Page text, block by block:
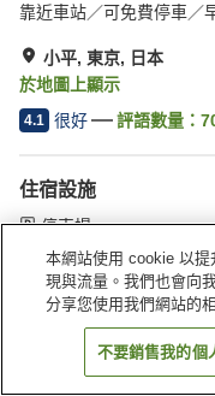
靠近車站／可免費停車／
小平, 東京, 日本
於地圖上顯示
4.1 很好 評語數量：
住宿設施
停車場
收費洗衣房
主頁 日本 東京
本網站使用 cookie 以
現與流量。我們也會向
分享您使用我們網站的
不要銷售我的個